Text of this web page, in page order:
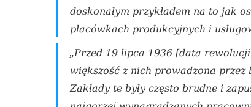
doskonałym przykładem na to jak
placówkach produkcyjnych i
„Przed 19 lipca 1936 [data
większość z nich prowadzona
Zakłady te były często brudne i